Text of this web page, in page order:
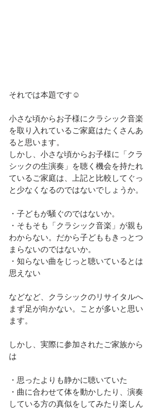
それでは本題です☺️
小さな頃からお子様にクラシック音楽
を取り入れているご家庭はたくさんあ
ると思います。
しかし、小さな頃からお子様に「クラ
シックの生演奏」を聴く機会を持たれ
ているご家庭は、上記と比較してぐっ
と少なくなるのではないでしょうか。
・子どもが騒ぐのではないか。
・そもそも「クラシック音楽」が親も
わからない。だから子どももきっとつ
まらないのではないか。
・知らない曲をじっと聴いているとは
思えない
などなど、クラシックのリサイタルへ
まず足が向かない。ことが多いと思い
ます。
しかし、実際に参加されたご家族から
は
・思ったよりも静かに聴いていた
・曲に合わせて体を動かしたり、演奏
している方の真似をしてみたり楽しん